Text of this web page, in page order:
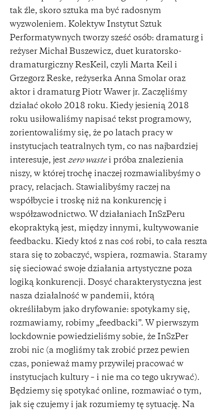
tak źle, skoro sztuka ma być radosnym
wyzwoleniem. Kolektyw Instytut Sztuk
Performatywnych tworzy sześć osób: dramaturg i
reżyser Michał Buszewicz, duet kuratorsko-
dramaturgiczny ResKeil, czyli Marta Keil i
Grzegorz Reske, reżyserka Anna Smolar oraz
aktor i dramaturg Piotr Wawer jr. Zaczęliśmy
działać około 2018 roku. Kiedy jesienią 2018
roku usiłowaliśmy napisać tekst programowy,
zorientowaliśmy się, że po latach pracy w
instytucjach teatralnych tym, co nas najbardziej
interesuje, jest zero wastei próba znalezienia
niszy, w której trochę inaczej rozmawialibyśmy o
pracy, relacjach. Stawialibyśmy raczej na
współbycie i troskę niż na konkurencję i
współzawodnictwo. W działaniach InSzPeru
ekopraktyką jest, między innymi, kultywowanie
feedbacku. Kiedy ktoś z nas coś robi, to cała reszta
stara się to zobaczyć, wspiera, rozmawia. Staramy
się sieciować swoje działania artystyczne poza
logiką konkurencji. Dosyć charakterystyczna jest
nasza działalność w pandemii, którą
określiłabym jako dryfowanie: spotykamy się,
rozmawiamy, robimy „feedbacki”. W pierwszym
lockdownie powiedzieliśmy sobie, że InSzPer
zrobi nic (a mogliśmy tak zrobić przez pewien
czas, ponieważ mamy przywilej pracować w
instytucjach kultury – i nie ma co tego ukrywać).
Będziemy się spotykać online, rozmawiać o tym,
jak się czujemy i jak rozumiemy tę sytuację. Na